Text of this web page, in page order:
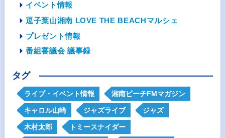
イベント情報
逗子葉山湘南 LOVE THE BEACHマルシェ
プレゼント情報
番組審議会 議事録
タグ
ライブ・イベント情報 湘南ビーチFMマガジン
キャロル山崎 ジャズライブ ジャズ
木村太郎 トミースナイダー